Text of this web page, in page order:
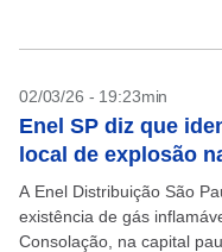
02/03/26 - 19:23min
Enel SP diz que
local de explosão
A Enel Distribuição São
existência de gás
Consolação, na capital